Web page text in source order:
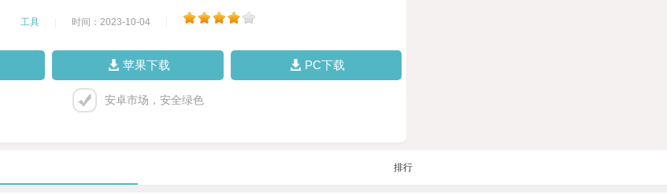
工具 时间：2023-10-04
苹果下载 PC下载
安卓市场，安全绿色
排行